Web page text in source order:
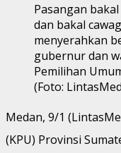
Pasangan
dan bakal
menyerahkan
gubernur dan
Pemilihan
(Foto:
Medan, 9/1
(KPU) Provinsi